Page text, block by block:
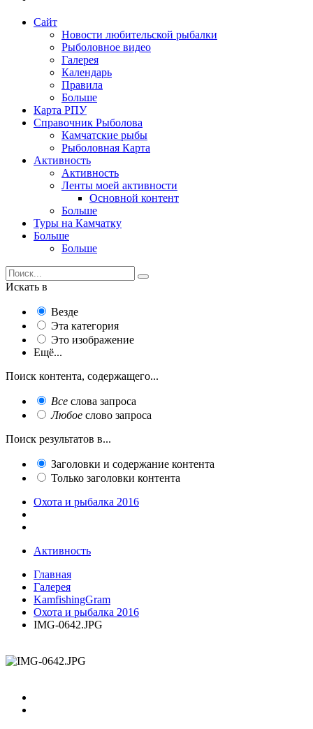
Сайт
Новости любительской рыбалки
Рыболовное видео
Галерея
Календарь
Правила
Больше
Карта РПУ
Справочник Рыболова
Камчатские рыбы
Рыболовная Карта
Активность
Активность
Ленты моей активности
Основной контент
Больше
Туры на Камчатку
Больше
Больше
Искать в
Везде
Эта категория
Это изображение
Ещё...
Поиск контента, содержащего...
Все слова запроса
Любое слово запроса
Поиск результатов в...
Заголовки и содержание контента
Только заголовки контента
Охота и рыбалка 2016
Активность
Главная
Галерея
KamfishingGram
Охота и рыбалка 2016
IMG-0642.JPG